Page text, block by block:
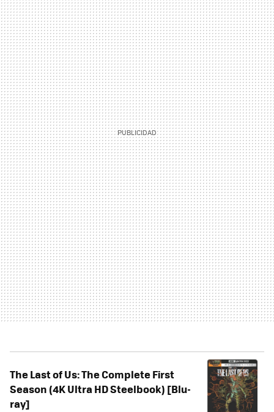
The Last of Us: The Complete First
Season (4K Ultra HD Steelbook) [Blu-
ray]